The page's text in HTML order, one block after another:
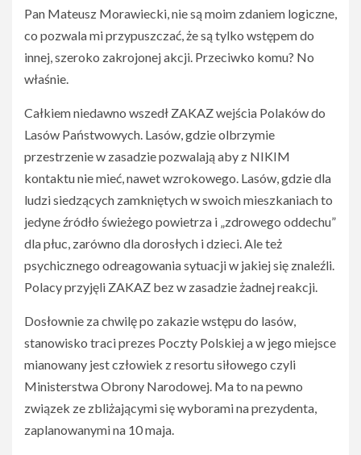
Pan Mateusz Morawiecki, nie są moim zdaniem logiczne,
co pozwala mi przypuszczać, że są tylko wstępem do
innej, szeroko zakrojonej akcji. Przeciwko komu? No
właśnie.
Całkiem niedawno wszedł ZAKAZ wejścia Polaków do
Lasów Państwowych. Lasów, gdzie olbrzymie
przestrzenie w zasadzie pozwalają aby z NIKIM
kontaktu nie mieć, nawet wzrokowego. Lasów, gdzie dla
ludzi siedzących zamkniętych w swoich mieszkaniach to
jedyne źródło świeżego powietrza i „zdrowego oddechu”
dla płuc, zarówno dla dorosłych i dzieci. Ale też
psychicznego odreagowania sytuacji w jakiej się znaleźli.
Polacy przyjęli ZAKAZ bez w zasadzie żadnej reakcji.
Dosłownie za chwilę po zakazie wstępu do lasów,
stanowisko traci prezes Poczty Polskiej a w jego miejsce
mianowany jest człowiek z resortu siłowego czyli
Ministerstwa Obrony Narodowej. Ma to na pewno
związek ze zbliżającymi się wyborami na prezydenta,
zaplanowanymi na 10 maja.